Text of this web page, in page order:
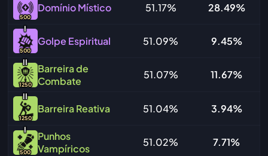
500
Domínio Místico 51.17% 28.49%
I
500
Golpe Espiritual 51.09% 9.45%
II
1250
Barreira de
Combate
51.07% 11.67%
II
1250
Barreira Reativa 51.04% 3.94%
I
500
Punhos
Vampíricos
51.02% 7.71%